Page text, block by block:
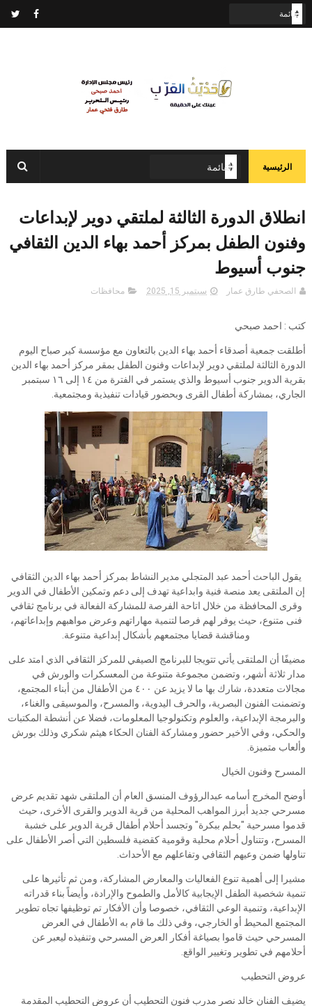
الرئيسية
انطلاق الدورة الثالثة لملتقي دوير لإبداعات
وفنون الطفل بمركز أحمد بهاء الدين الثقافي
جنوب أسيوط
الصحفي طارق عمار سبتمبر 15, 2025 محافظات
كتب : احمد صبحي
أطلقت جمعية أصدقاء أحمد بهاء الدين بالتعاون مع مؤسسة كير صباح اليوم
الدورة الثالثة لملتقي دوير لإبداعات وفنون الطفل بمقر مركز أحمد بهاء الدين
بقرية الدوير جنوب أسيوط والذي يستمر في الفترة من ١٤ إلى ١٦ سبتمبر
الجاري، بمشاركة أطفال القرى وبحضور قيادات تنفيذية ومجتمعية.
يقول الباحث أحمد عبد المتجلي مدير النشاط بمركز أحمد بهاء الدين الثقافي
إن الملتقى يعد منصة فنية وابداعية تهدف إلى دعم وتمكين الأطفال في الدوير
وقرى المحافظة من خلال اتاحة الفرصة للمشاركة الفعالة في برنامج ثقافي
فنى متنوع، حيث يوفر لهم فرصا لتنمية مهاراتهم وعرض مواهبهم وإبداعاتهم،
ومناقشة قضايا مجتمعهم بأشكال إبداعية متنوعة.
مضيفًا أن الملتقى يأتي تتويجا للبرنامج الصيفي للمركز الثقافي الذي امتد على
مدار ثلاثة أشهر، وتضمن مجموعة متنوعة من المعسكرات والورش في
مجالات متعددة، شارك بها ما لا يزيد عن ٤٠٠ من الأطفال من أبناء المجتمع،
وتضمنت الفنون البصرية، والحرف اليدوية، والمسرح، والموسيقى والغناء،
والبرمجة الإبداعية، والعلوم وتكنولوجيا المعلومات، فضلا عن أنشطة المكتبات
والحكي، وفي الأخير حضور ومشاركة الفنان الحكاء هيثم شكري وذلك بورش
وألعاب متميزة.
المسرح وفنون الخيال
أوضح المخرج أسامه عبدالرؤوف المنسق العام أن الملتقى شهد تقديم عرض
مسرحي جديد أبرز المواهب المحلية من قرية الدوير والقرى الأخرى، حيث
قدموا مسرحية "بحلم ببكرة" وتجسد أحلام أطفال قرية الدوير على خشبة
المسرح، وتتناول أحلام محلية وقومية كقضية فلسطين التي أصر الأطفال على
تناولها ضمن وعيهم الثقافي وتفاعلهم مع الأحداث.
مشيرا إلى أهمية تنوع الفعاليات والمعارض المشاركة، ومن ثم تأثيرها على
تنمية شخصية الطفل الإيجابية كالأمل والطموح والإرادة، وأيضاً بناء قدراته
الإبداعية، وتنمية الوعي الثقافي، خصوصا وأن الأفكار تم توظيفها تجاه تطوير
المجتمع المحيط أو الخارجي، وفي ذلك ما قام به الأطفال في العرض
المسرحي حيث قاموا بصياغة أفكار العرض المسرحي وتنفيذه ليعبر عن
أحلامهم في تطوير وتغيير الواقع.
عروض التحطيب
يضيف الفنان خالد نصر مدرب فنون التحطيب أن عروض التحطيب المقدمة